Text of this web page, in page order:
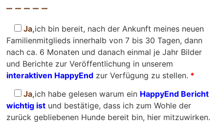
– – – – –
Ja,ich bin bereit, nach der Ankunft meines neuen
Familienmitglieds innerhalb von 7 bis 30 Tagen, dann
nach ca. 6 Monaten und danach einmal je Jahr Bilder
und Berichte zur Veröffentlichung in unserem
interaktiven HappyEndzur Verfügung zu stellen. *
Ja,ich habe gelesen warum ein HappyEnd Bericht
wichtig istund bestätige, dass ich zum Wohle der
zurück gebliebenen Hunde bereit bin, hier mitzuwirken.